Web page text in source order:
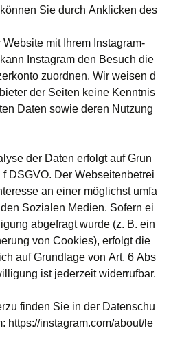
Sie durch Anklicken des
mit Ihrem Instagram-
Instagram den Besuch die
zuordnen. Wir weisen d
der Seiten keine Kenntnis
Daten sowie deren Nutzung
der Daten erfolgt auf Grun
DSGVO. Der Webseitenbetrei
an einer möglichst umfa
Sozialen Medien. Sofern ei
abgefragt wurde (z. B. ein
von Cookies), erfolgt die
auf Grundlage von Art. 6 Abs
ist jederzeit widerrufbar.
finden Sie in der Datenschu
https://instagram.com/about/le